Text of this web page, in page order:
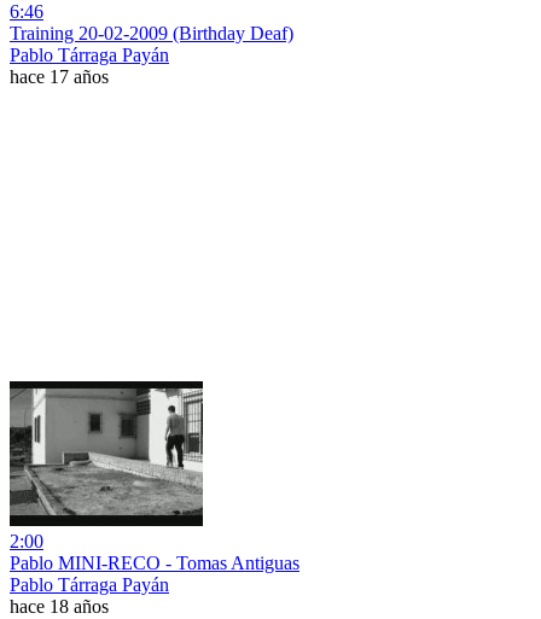
6:46
Training 20-02-2009 (Birthday Deaf)
Pablo Tárraga Payán
hace 17 años
2:00
Pablo MINI-RECO - Tomas Antiguas
Pablo Tárraga Payán
hace 18 años